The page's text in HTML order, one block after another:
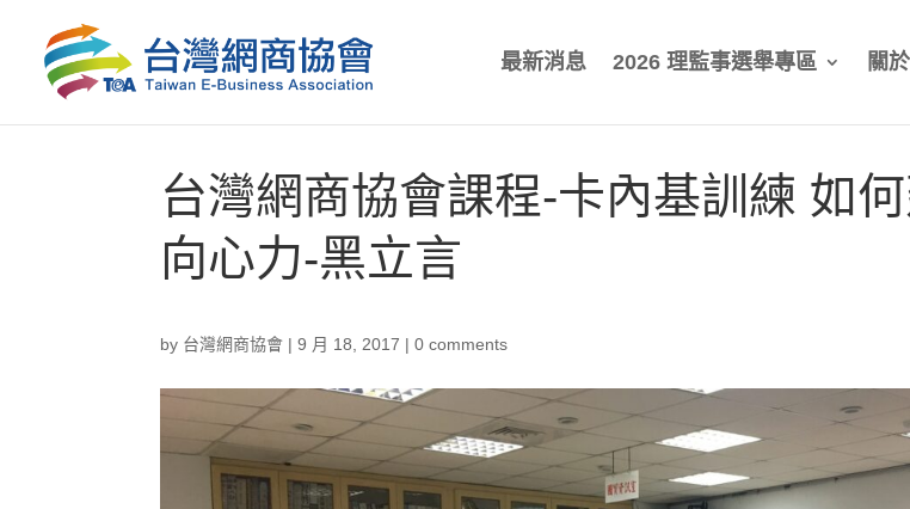
最新消息 2026 理監事選舉專區 關
台灣網商協會課程-卡內基訓練 如
向心力-黑立言
by 台灣網商協會 |9 月 18, 2017 |0 comments